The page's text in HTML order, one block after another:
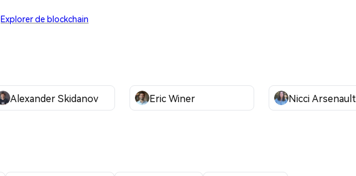
Explorer de blockchain
Alexander Skidanov Eric Winer Nicci Arsenault